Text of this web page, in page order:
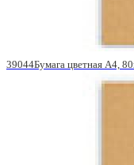
39044Бумага цветная A4,